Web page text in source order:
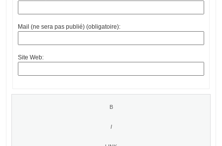
Mail (ne sera pas publié) (obligatoire):
Site Web: